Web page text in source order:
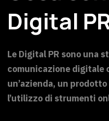
Digital
Le Digital PR sono una
comunicazione digitale
un’azienda, un
l’utilizzo di strumenti